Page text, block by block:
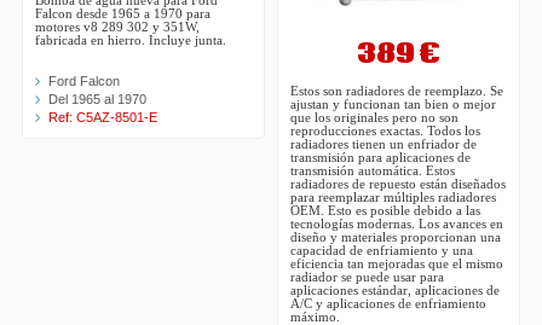
Falcon desde 1965 a 1970 para
motores v8 289 302 y 351W,
fabricada en hierro. Incluye junta.
Ford Falcon
Del 1965 al 1970
Ref: C5AZ-8501-E
389 €
Estos son radiadores de reemplazo. Se
ajustan y funcionan tan bien o mejor
que los originales pero no son
reproducciones exactas. Todos los
radiadores tienen un enfriador de
transmisión para aplicaciones de
transmisión automática. Estos
radiadores de repuesto están diseñados
para reemplazar múltiples radiadores
OEM. Esto es posible debido a las
tecnologías modernas. Los avances en
diseño y materiales proporcionan una
capacidad de enfriamiento y una
eficiencia tan mejoradas que el mismo
radiador se puede usar para
aplicaciones estándar, aplicaciones de
A/C y aplicaciones de enfriamiento
máximo.